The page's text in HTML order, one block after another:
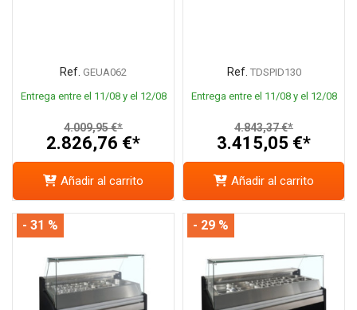
Ref. GEUA062
Entrega entre el 11/08 y el 12/08
4.009,95 €*
2.826,76 €*
Añadir al carrito
Ref. TDSPID130
Entrega entre el 11/08 y el 12/08
4.843,37 €*
3.415,05 €*
Añadir al carrito
- 31 % - 29 %